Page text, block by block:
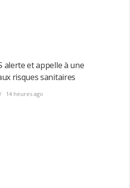
alerte et appelle à une
risques sanitaires
14 heures ago